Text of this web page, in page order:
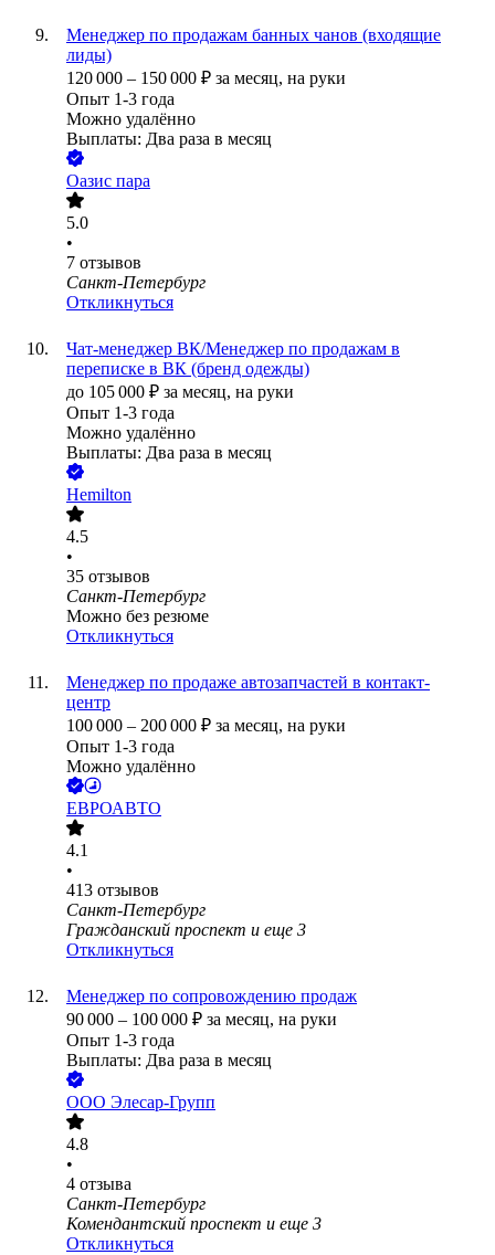
Менеджер по продажам банных чанов (входящие
лиды)
120 000 – 150 000 ₽ за месяц, на руки
Опыт 1-3 года
Можно удалённо
Выплаты: Два раза в месяц
Оазис пара
5.0
•
7 отзывов
Санкт-Петербург
Откликнуться
Чат-менеджер ВК/Менеджер по продажам в
переписке в ВК (бренд одежды)
до 105 000 ₽ за месяц, на руки
Опыт 1-3 года
Можно удалённо
Выплаты: Два раза в месяц
Hemilton
4.5
•
35 отзывов
Санкт-Петербург
Можно без резюме
Откликнуться
Менеджер по продаже автозапчастей в контакт-
центр
100 000 – 200 000 ₽ за месяц, на руки
Опыт 1-3 года
Можно удалённо
ЕВРОАВТО
4.1
•
413 отзывов
Санкт-Петербург
Гражданский проспект и еще 3
Откликнуться
Менеджер по сопровождению продаж
90 000 – 100 000 ₽ за месяц, на руки
Опыт 1-3 года
Выплаты: Два раза в месяц
ООО Элесар-Групп
4.8
•
4 отзыва
Санкт-Петербург
Комендантский проспект и еще 3
Откликнуться